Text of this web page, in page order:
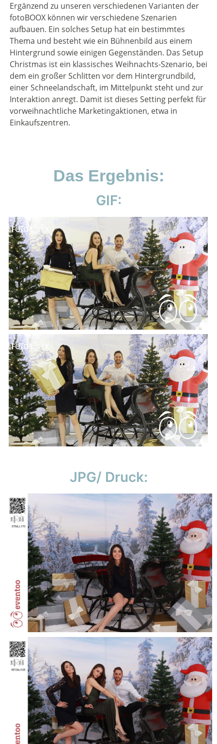
Ergänzend zu unseren verschiedenen Varianten der
fotoBOOX können wir verschiedene Szenarien
aufbauen. Ein solches Setup hat ein bestimmtes
Thema und besteht wie ein Bühnenbild aus einem
Hintergrund sowie einigen Gegenständen. Das Setup
Christmas ist ein klassisches Weihnachts-Szenario, bei
dem ein großer Schlitten vor dem Hintergrundbild,
einer Schneelandschaft, im Mittelpunkt steht und zur
Interaktion anregt. Damit ist dieses Setting perfekt für
vorweihnachtliche Marketingaktionen, etwa in
Einkaufszentren.
Das Ergebnis:
GIF:
JPG/ Druck: